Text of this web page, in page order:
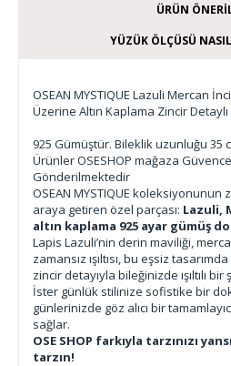
ÜRÜN
YÜZÜK ÖLÇÜSÜ
OSEAN MYSTIQUE Lazuli Mercan
Üzerine Altın Kaplama Zincir
925 Gümüştür. Bileklik uzunluğu 35
Ürünler OSESHOP mağaza
Gönderilmektedir
OSEAN MYSTIQUE koleksiyonunun
araya getiren özel parçası: Lazuli,
altın kaplama 925 ayar gümüş
Lapis Lazuli’nin derin maviliği,
zamansız ışıltısı, bu eşsiz
zincir detayıyla bileğinizde ışıltılı bir
İster günlük stilinize sofistike bir
günlerinizde göz alıcı bir
sağlar.
OSE SHOP farkıyla tarzınızı
tarzın!